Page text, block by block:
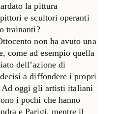
la pittura
e scultori operanti
trainanti?
non ha avuto una
come ad esempio quella
dell’azione di
a diffondere i propri
oggi gli artisti italiani
i pochi che hanno
e Parigi, mentre il